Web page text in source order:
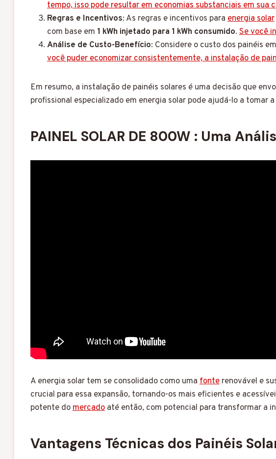
tempo, isso pode resultar em economias substanciais em sua
Regras e Incentivos: As regras e incentivos paraenergia solar
com base em 1 kWh injetado para 1 kWh consumido.Se você
Análise de Custo-Benefício: Considere o custo dos painéis
você puder economizar consistentemente, a instalação de
Em resumo, a instalação de painéis solares é uma decisão que
profissional especializado em energia solar pode ajudá-lo a tomar
PAINEL SOLAR DE 800W : Uma
A energia solar tem se consolidado como umafonterenovável e
crucial para essa expansão, tornando-os mais eficientes e
potente domercadoaté então, com potencial para transformar a
Vantagens Técnicas dos Painéis